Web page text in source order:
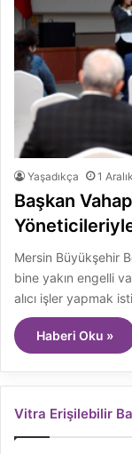
Yaşadıkça 1
Başkan
Mersin Büyükşehir
bine yakın engelli
alıcı işler yapmak
Haberi Oku »
Vitra Erişilebilir